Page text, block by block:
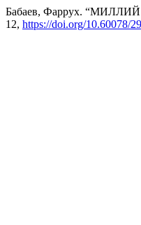
Бабаев, Фаррух.
12, https://doi.org/10.60078/